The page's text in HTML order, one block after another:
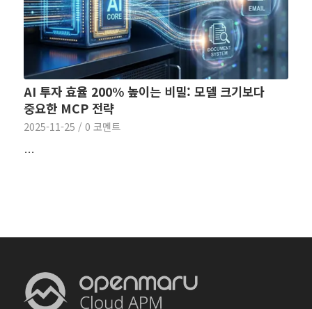
AI 투자 효율 200% 높이는 비밀: 모델 크기보다
중요한 MCP 전략
2025-11-25 / 0 코멘트
…